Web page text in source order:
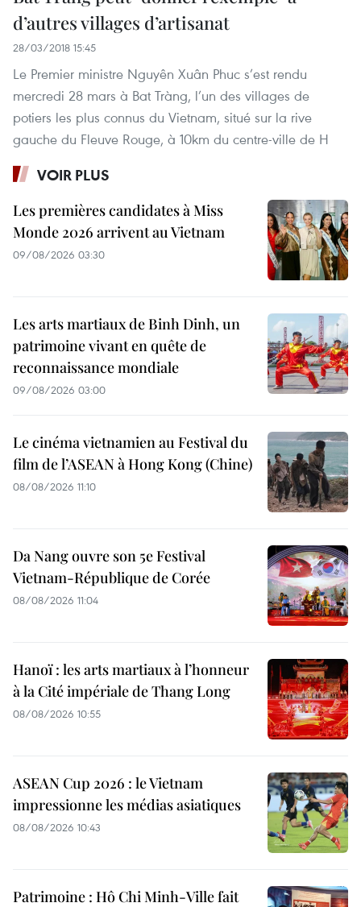
d’autres villages d’artisanat
28/03/2018 15:45
Le Premier ministre Nguyên Xuân Phuc s’est rendu
mercredi 28 mars à Bat Tràng, l’un des villages de
potiers les plus connus du Vietnam, situé sur la rive
gauche du Fleuve Rouge, à 10km du centre-ville de H
VOIR PLUS
Les premières candidates à Miss
Monde 2026 arrivent au Vietnam
09/08/2026 03:30
Les arts martiaux de Binh Dinh, un
patrimoine vivant en quête de
reconnaissance mondiale
09/08/2026 03:00
Le cinéma vietnamien au Festival du
film de l’ASEAN à Hong Kong (Chine)
08/08/2026 11:10
Da Nang ouvre son 5e Festival
Vietnam-République de Corée
08/08/2026 11:04
Hanoï : les arts martiaux à l’honneur
à la Cité impériale de Thang Long
08/08/2026 10:55
ASEAN Cup 2026 : le Vietnam
impressionne les médias asiatiques
08/08/2026 10:43
Patrimoine : Hô Chi Minh-Ville fait